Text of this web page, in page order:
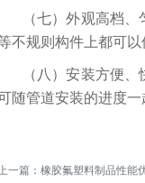
（七）外观高档
不规则构件上都可
（八）安装方便
随管道安装的进度
一篇： 橡胶氟塑料制品性能